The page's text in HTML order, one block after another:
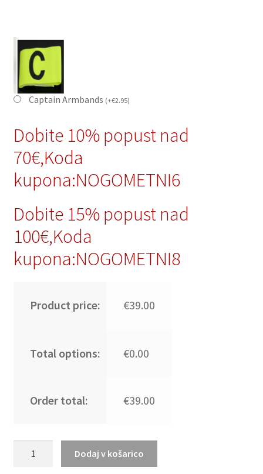
Captain Armbands (+€2.95)
Dobite 10% popust nad
70€,Koda
kupona:NOGOMETNI6
Dobite 15% popust nad
100€,Koda
kupona:NOGOMETNI8
Product price: €39.00
Total options: €0.00
Order total: €39.00
Dodaj v košarico